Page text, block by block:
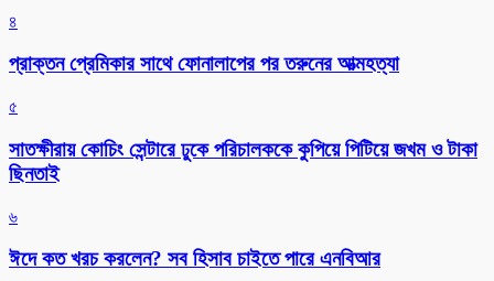
৪
প্রাক্তন প্রেমিকার সাথে ফোনালাপের পর তরুনের আত্মহত্যা
৫
সাতক্ষীরায় কোচিং সেন্টারে ঢুকে পরিচালককে কুপিয়ে পিটিয়ে জখম ও টাকা
ছিনতাই
৬
ঈদে কত খরচ করলেন? সব হিসাব চাইতে পারে এনবিআর